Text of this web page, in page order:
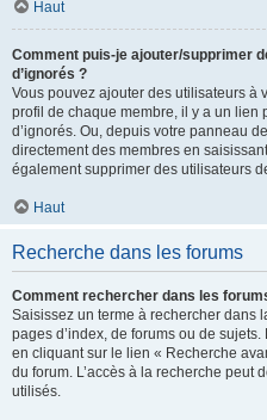
Haut
Comment puis-je ajouter/supprimer
d’ignorés ?
Vous pouvez ajouter des utilisateurs à
profil de chaque membre, il y a un lien
d’ignorés. Ou, depuis votre panneau
directement des membres en
également supprimer des utilisateurs
Haut
Recherche dans les forums
Comment rechercher dans les
Saisissez un terme à rechercher dans
pages d’index, de forums ou de
en cliquant sur le lien « Recherche
du forum. L’accès à la recherche peut
utilisés.